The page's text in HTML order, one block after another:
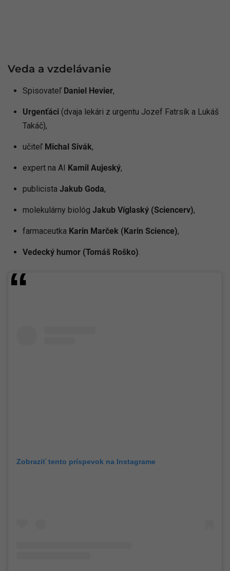
Veda a vzdelávanie
Spisovateľ Daniel Hevier,
Urgenťáci(dvaja lekári z urgentu Jozef Fatrsík a Lukáš
Takáč),
učiteľMichal Sivák,
expert na AI Kamil Aujeský,
publicistaJakub Goda,
molekulárny biológ Jakub Víglaský (Sciencerv),
farmaceutkaKarin Marček (Karin Science),
Vedecký humor (Tomáš Roško).
Zobraziť tento príspevok na Instagrame